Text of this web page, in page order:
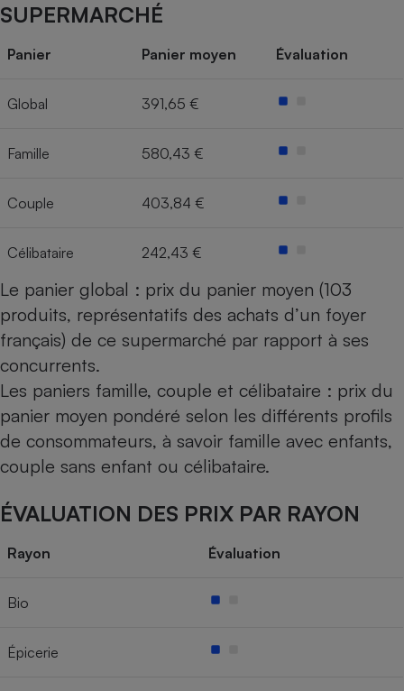
SUPERMARCHÉ
Panier Panier moyen Évaluation
Global 391,65 €
Famille 580,43 €
Couple 403,84 €
Célibataire 242,43 €
Le panier global : prix du panier moyen (103
produits, représentatifs des achats d’un foyer
français) de ce supermarché par rapport à ses
concurrents.
Les paniers famille, couple et célibataire : prix du
panier moyen pondéré selon les différents profils
de consommateurs, à savoir famille avec enfants,
couple sans enfant ou célibataire.
ÉVALUATION DES PRIX PAR RAYON
Rayon Évaluation
Bio
Épicerie
Robot ménager